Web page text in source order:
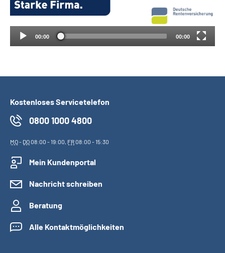
Leichte Sprache
00:00 00:00
Kostenloses Servicetelefon
0800 1000 4800
MO- DO08:00 - 19:00, FR08:00 - 15:30
Mein Kundenportal
Nachricht schreiben
Beratung
Alle Kontaktmöglichkeiten